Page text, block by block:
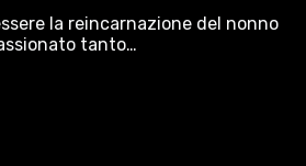
la reincarnazione del nonno
tanto…